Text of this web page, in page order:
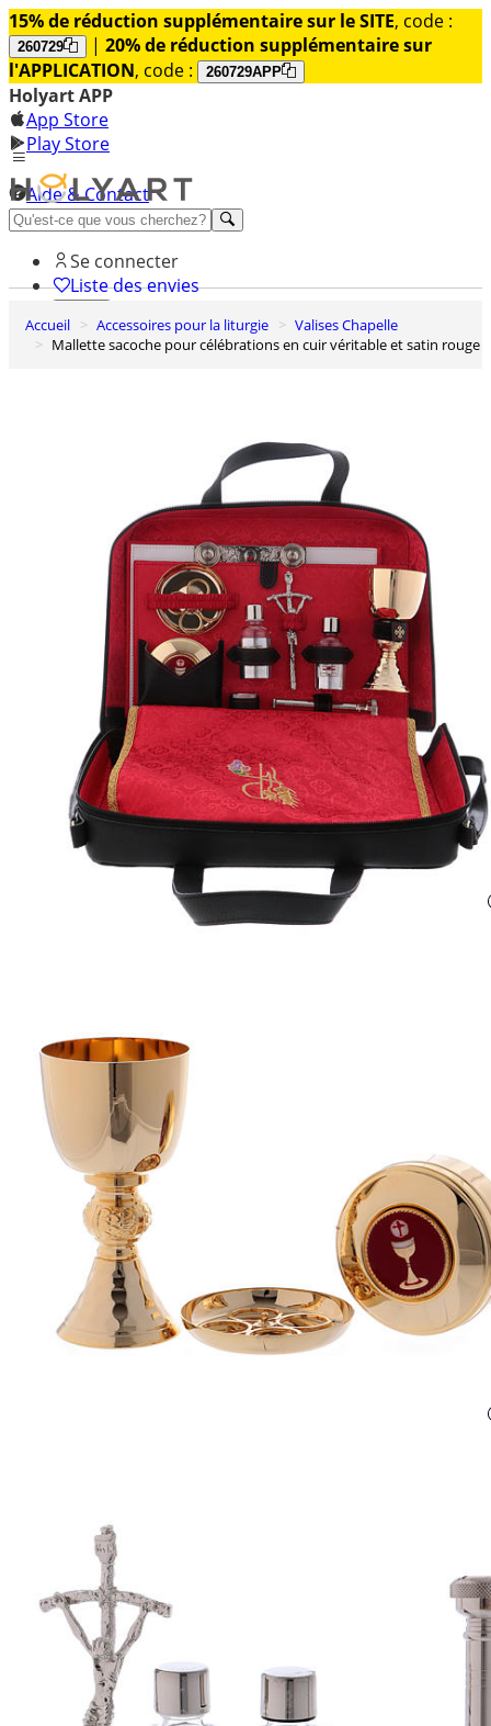
15% de réduction supplémentaire sur le SITE, code :
260729 | 20% de réduction supplémentaire sur
l'APPLICATION, code : 260729APP
Holyart APP
App Store
Play Store
Aide & Contact
Découvrez Premium
Se connecter
Liste des envies
0
Panier
Accueil Accessoires pour la liturgie
Valises Chapelle
Mallette sacoche pour célébrations en cuir véritable et satin rouge